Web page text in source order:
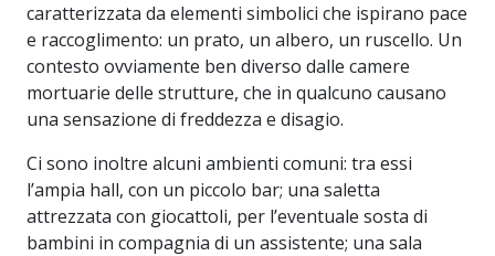
caratterizzata da elementi simbolici che ispirano pace
e raccoglimento: un prato, un albero, un ruscello. Un
contesto ovviamente ben diverso dalle camere
mortuarie delle strutture, che in qualcuno causano
una sensazione di freddezza e disagio.
Ci sono inoltre alcuni ambienti comuni: tra essi
l’ampia hall, con un piccolo bar; una saletta
attrezzata con giocattoli, per l’eventuale sosta di
bambini in compagnia di un assistente; una sala